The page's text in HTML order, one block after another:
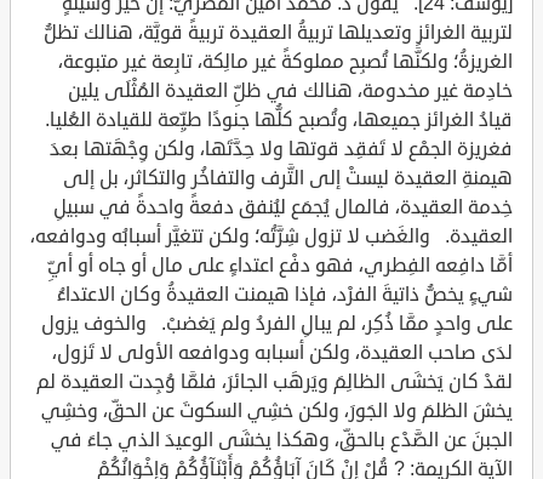
لتربية الغرائزِ وتعديلها تربيةُ العقيدة تربيةً قويَّة، هنالك تظلُّ
الغريزةُ؛ ولكنَّها تُصبِح مملوكةً غير مالِكة، تابِعة غير متبوعة،
خادِمة غير مخدومة، هنالك في ظلِّ العقيدة المُثْلَى يلين
قيادُ الغرائز جميعها، وتُصبح كلُّها جنودًا طيِّعة للقيادة العُليا.
فغريزة الجمْع لا تَفقِد قوتها ولا حِدَّتَها، ولكن وِجْهَتها بعدَ
هيمنةِ العقيدة ليستْ إلى التَّرف والتفاخُر والتكاثر، بل إلى
خِدمة العقيدة، فالمال يُجمَع ليُنفق دفعةً واحدةً في سبيلِ
العقيدة. والغَضب لا تزول شِرَّتُه؛ ولكن تتغيَّر أسبابُه ودوافعه،
أمَّا دافِعه الفِطري، فهو دفْع اعتداءٍ على مال أو جاه أو أيِّ
شيءٍ يخصُّ ذاتيةَ الفرْد، فإذا هيمنت العقيدةُ وكان الاعتداءُ
على واحدٍ ممَّا ذُكِر، لم يبالِ الفردُ ولم يَغضبْ. والخوف يزول
لدَى صاحب العقيدة، ولكن أسبابه ودوافعه الأولى لا تَزول،
لقدْ كان يَخشَى الظالِمَ ويَرهَب الجائرَ، فلمَّا وُجِدت العقيدة لم
يخشَ الظلمَ ولا الجَورَ، ولكن خشِي السكوتَ عن الحقِّ، وخشِي
الجبنَ عن الصَّدْع بالحقِّ، وهكذا يخشَى الوعيدَ الذي جاءَ في
الآية الكريمة: ? قُلْ إِنْ كَانَ آبَاؤُكُمْ وَأَبْنَآؤُكُمْ وَإِخْوَانُكُمْ